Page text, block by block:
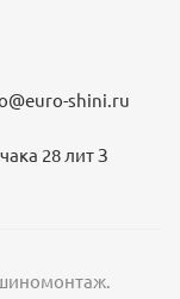
shini.ru
28 лит З